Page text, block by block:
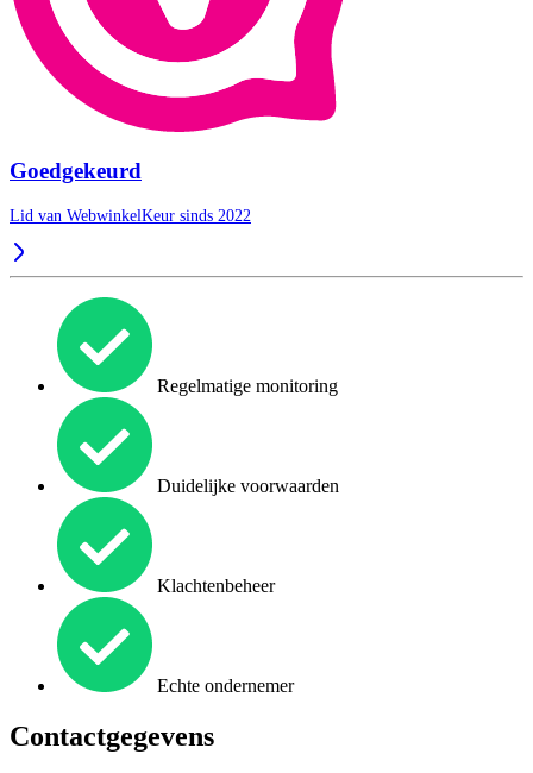
Goedgekeurd
Lid van WebwinkelKeur sinds 2022
Regelmatige monitoring
Duidelijke voorwaarden
Klachtenbeheer
Echte ondernemer
Contactgegevens